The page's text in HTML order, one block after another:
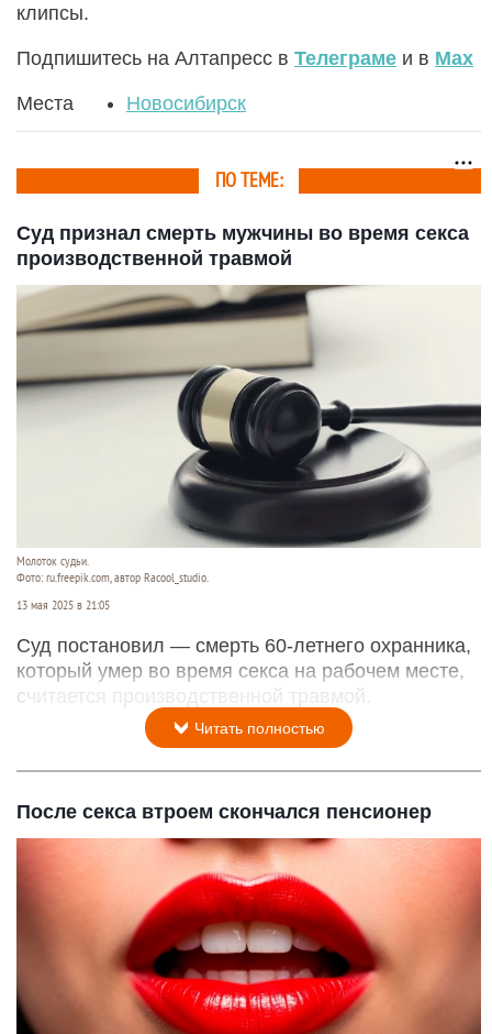
клипсы.
Подпишитесь на Алтапресс в Телеграме и в Max
Места Новосибирск
ПО ТЕМЕ:
Суд признал смерть мужчины во время секса
производственной травмой
Молоток судьи.
Фото: ru.freepik.com, автор Racool_studio.
13 мая 2025 в 21:05
Суд постановил — смерть 60-летнего охранника,
который умер во время секса на рабочем месте,
считается производственной травмой.
Читать полностью
После секса втроем скончался пенсионер